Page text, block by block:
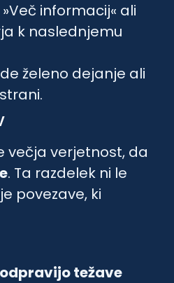
informacij« ali
k naslednjemu
želeno dejanje ali
večja verjetnost, da
. Ta razdelek ni le
povezave, ki
odpravijo težave